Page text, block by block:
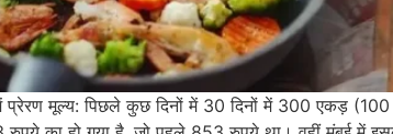
प्रेरण मूल्य: पिछले कुछ दिनों में 30 दिनों में 300 एकड़